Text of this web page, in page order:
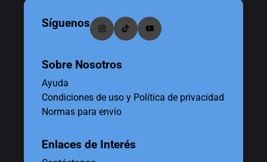
Síguenos
Sobre Nosotros
Ayuda
Condiciones de uso y Política de privacidad
Normas para envío
Enlaces de Interés